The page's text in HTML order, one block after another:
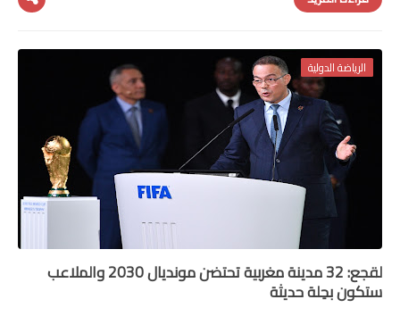
الرياضة الدولية
لقجع: 32 مدينة مغربية تحتضن مونديال 2030 والملاعب
ستكون بحِلة حديثة